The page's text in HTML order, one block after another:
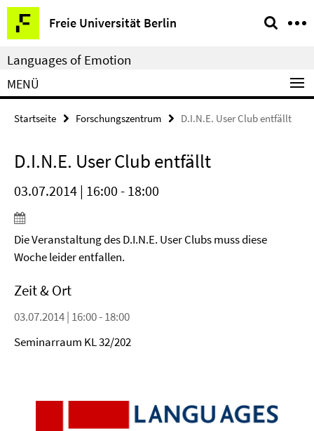
Springe
direkt
zu
Inhalt
Freie Universität Berlin
Service-
Navigation
Languages of Emotion
MENÜ
Startseite Forschungszentrum D.I.N.E. User Club entfällt
D.I.N.E. User Club entfällt
03.07.2014 | 16:00 - 18:00
Die Veranstaltung des D.I.N.E. User Clubs muss diese
Woche leider entfallen.
Zeit & Ort
03.07.2014 | 16:00 - 18:00
Seminarraum KL 32/202